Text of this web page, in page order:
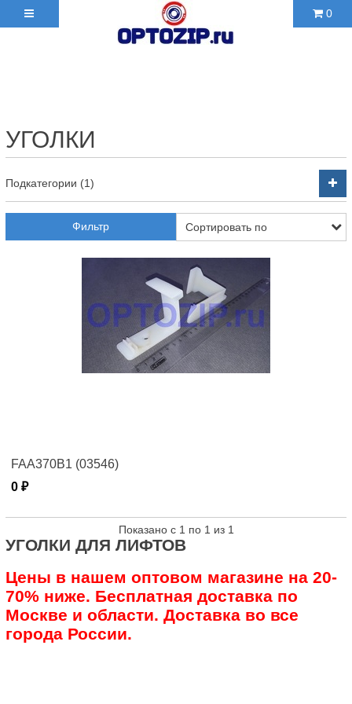
0
УГОЛКИ
Подкатегории (1)
Фильтр
FAA370B1 (03546)
0 ₽
Показано с 1 по 1 из 1
УГОЛКИ ДЛЯ ЛИФТОВ
Цены в нашем оптовом магазине на 20-
70% ниже. Бесплатная доставка по
Москве и области. Доставка во все
города России.